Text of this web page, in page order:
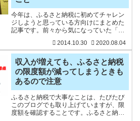
今年は、ふるさと納税に初めてチャレン
ジしようと思っている方向けにまとめた
記事です。前々から気になっていた「ふ
元のお金を増やしたい！と思うとサラリ
ーマンでもできる節税方法のひとつ「ふ
るさと納税」に、私はたど
2014.10.30 2020.08.04
収入が増えても、ふるさと納税
の限度額が減ってしまうときも
あるので注意
ふるさと納税で大事なことは、たびたび
このブログでも取り上げていますが、限
度額を確認することです。ふるさと納税